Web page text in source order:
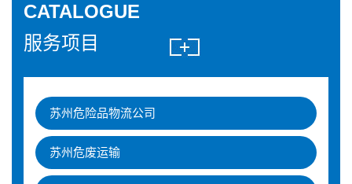
CATALOGUE
服务项目
苏州危险品物流公司
苏州危废运输